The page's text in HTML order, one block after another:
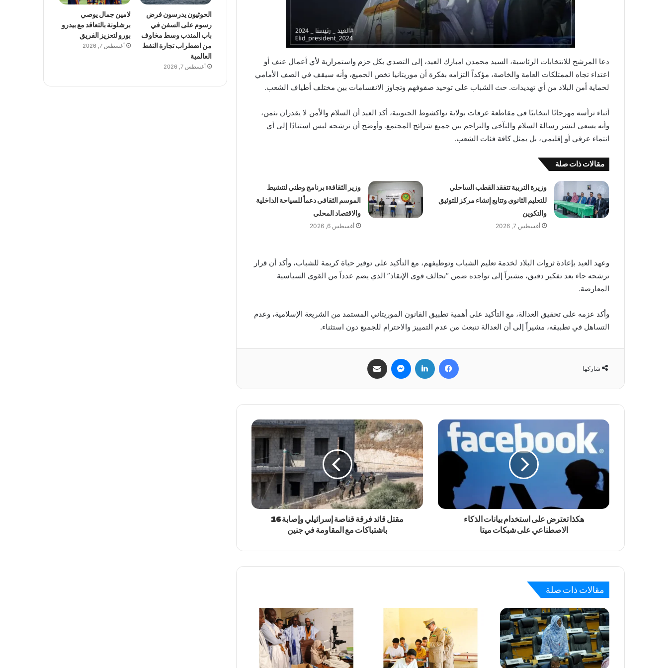
دعا المرشح للانتخابات الرئاسية، السيد محمدن امبارك العيد، إلى التصدي بكل حزم واستمرارية لأي أعمال عنف أو
اعتداء تجاه الممتلكات العامة والخاصة، مؤكداً التزامه بفكرة أن موريتانيا تخص الجميع، وأنه سيقف في الصف الأمامي
لحماية أمن البلاد من أي تهديدات. حث الشباب على توحيد صفوفهم وتجاوز الانقسامات بين مختلف أطياف الشعب.
أثناء ترأسه مهرجانًا انتخابيًا في مقاطعة عرفات بولاية نواكشوط الجنوبية، أكد العيد أن السلام والأمن لا يقدران بثمن،
وأنه يسعى لنشر رسالة السلام والتآخي والتراحم بين جميع شرائح المجتمع. وأوضح أن ترشحه ليس استنادًا إلى أي
انتماء عرقي أو إقليمي، بل يمثل كافة فئات الشعب.
مقالات ذات صلة
وزيرة التربية تتفقد القطب الساحلي
للتعليم الثانوي وتتابع إنشاء مركز للتوثيق
والتكوين
أغسطس 7, 2026
وزير الثقافة: برنامج وطني لتنشيط
الموسم الثقافي دعماً للسياحة الداخلية
والاقتصاد المحلي
أغسطس 6, 2026
وعهد العيد بإعادة ثروات البلاد لخدمة تعليم الشباب وتوظيفهم، مع التأكيد على توفير حياة كريمة للشباب، وأكد أن قرار
ترشحه جاء بعد تفكير دقيق، مشيراً إلى تواجده ضمن “تحالف قوى الإنقاذ” الذي يضم عدداً من القوى السياسية
المعارضة.
وأكد عزمه على تحقيق العدالة، مع التأكيد على أهمية تطبيق القانون الموريتاني المستمد من الشريعة الإسلامية، وعدم
التساهل في تطبيقه، مشيراً إلى أن العدالة تنبعث من عدم التمييز والاحترام للجميع دون استثناء.
شاركها
فيسبوك لينكدإن ماسنجر
هكذا تعترض على استخدام بيانات الذكاء
الاصطناعي على شبكات ميتا
مقتل قائد فرقة قناصة إسرائيلي وإصابة 16
باشتباكات مع المقاومة في جنين
مقالات ذات صلة
الحوثيون يدرسون فرض
رسوم على السفن في
باب المندب وسط مخاوف
من اضطراب تجارة النفط
العالمية
أغسطس 7, 2026
لامين جمال يوصي
برشلونة بالتعاقد مع بيدرو
بورو لتعزيز الفريق
أغسطس 7, 2026